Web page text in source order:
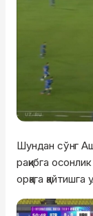
Шундан сўнг
рақибга
орқага